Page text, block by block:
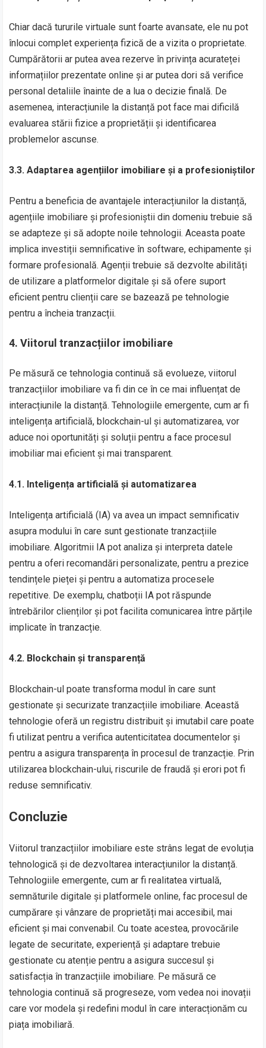
Chiar dacă tururile virtuale sunt foarte avansate, ele nu pot
înlocui complet experiența fizică de a vizita o proprietate.
Cumpărătorii ar putea avea rezerve în privința acurateței
informațiilor prezentate online și ar putea dori să verifice
personal detaliile înainte de a lua o decizie finală. De
asemenea, interacțiunile la distanță pot face mai dificilă
evaluarea stării fizice a proprietății și identificarea
problemelor ascunse.
3.3. Adaptarea agențiilor imobiliare și a profesioniștilor
Pentru a beneficia de avantajele interacțiunilor la distanță,
agențiile imobiliare și profesioniștii din domeniu trebuie să
se adapteze și să adopte noile tehnologii. Aceasta poate
implica investiții semnificative în software, echipamente și
formare profesională. Agenții trebuie să dezvolte abilități
de utilizare a platformelor digitale și să ofere suport
eficient pentru clienții care se bazează pe tehnologie
pentru a încheia tranzacții.
4.Viitorul tranzacțiilor imobiliare
Pe măsură ce tehnologia continuă să evolueze, viitorul
tranzacțiilor imobiliare va fi din ce în ce mai influențat de
interacțiunile la distanță. Tehnologiile emergente, cum ar fi
inteligența artificială, blockchain-ul și automatizarea, vor
aduce noi oportunități și soluții pentru a face procesul
imobiliar mai eficient și mai transparent.
4.1. Inteligența artificială și automatizarea
Inteligența artificială (IA) va avea un impact semnificativ
asupra modului în care sunt gestionate tranzacțiile
imobiliare. Algoritmii IA pot analiza și interpreta datele
pentru a oferi recomandări personalizate, pentru a prezice
tendințele pieței și pentru a automatiza procesele
repetitive. De exemplu, chatboții IA pot răspunde
întrebărilor clienților și pot facilita comunicarea între părțile
implicate în tranzacție.
4.2. Blockchain și transparență
Blockchain-ul poate transforma modul în care sunt
gestionate și securizate tranzacțiile imobiliare. Această
tehnologie oferă un registru distribuit și imutabil care poate
fi utilizat pentru a verifica autenticitatea documentelor și
pentru a asigura transparența în procesul de tranzacție. Prin
utilizarea blockchain-ului, riscurile de fraudă și erori pot fi
reduse semnificativ.
Concluzie
Viitorul tranzacțiilor imobiliare este strâns legat de evoluția
tehnologică și de dezvoltarea interacțiunilor la distanță.
Tehnologiile emergente, cum ar fi realitatea virtuală,
semnăturile digitale și platformele online, fac procesul de
cumpărare și vânzare de proprietăți mai accesibil, mai
eficient și mai convenabil. Cu toate acestea, provocările
legate de securitate, experiență și adaptare trebuie
gestionate cu atenție pentru a asigura succesul și
satisfacția în tranzacțiile imobiliare. Pe măsură ce
tehnologia continuă să progreseze, vom vedea noi inovații
care vor modela și redefini modul în care interacționăm cu
piața imobiliară.